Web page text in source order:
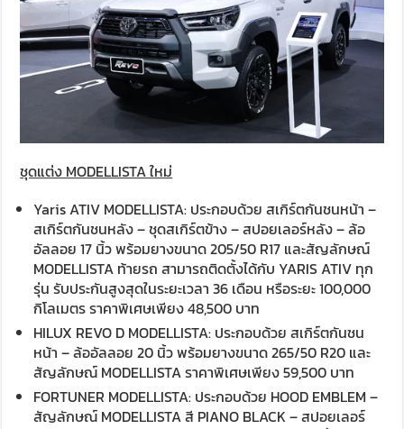
ชุดแต่ง MODELLISTA ใหม่
Yaris ATIV MODELLISTA: ประกอบด้วย สเกิร์ตกันชนหน้า –
สเกิร์ตกันชนหลัง – ชุดสเกิร์ตข้าง – สปอยเลอร์หลัง – ล้อ
อัลลอย 17 นิ้ว พร้อมยางขนาด 205/50 R17 และสัญลักษณ์
MODELLISTA ท้ายรถ สามารถติดตั้งได้กับ YARIS ATIV ทุก
รุ่น รับประกันสูงสุดในระยะเวลา 36 เดือน หรือระยะ 100,000
กิโลเมตร ราคาพิเศษเพียง 48,500 บาท
HILUX REVO D MODELLISTA: ประกอบด้วย สเกิร์ตกันชน
หน้า – ล้ออัลลอย 20 นิ้ว พร้อมยางขนาด 265/50 R20 และ
สัญลักษณ์ MODELLISTA ราคาพิเศษเพียง 59,500 บาท
FORTUNER MODELLISTA: ประกอบด้วย HOOD EMBLEM –
สัญลักษณ์ MODELLISTA สี PIANO BLACK – สปอยเลอร์